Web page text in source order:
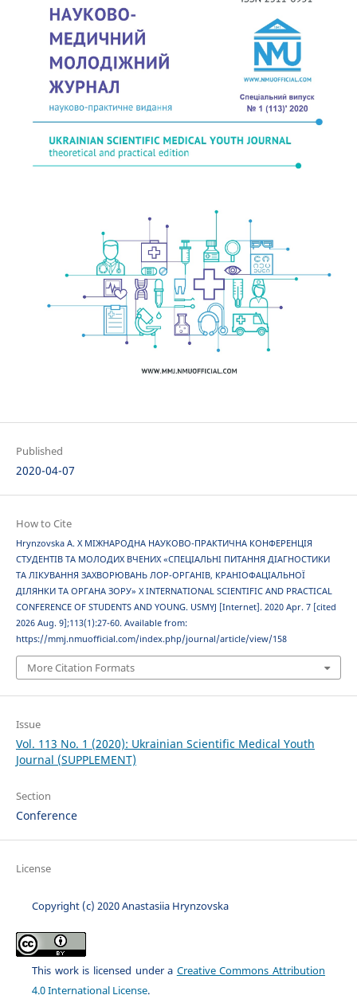
Published
2020-04-07
How to Cite
Hrynzovska A. X МІЖНАРОДНА НАУКОВО-ПРАКТИЧНА КОНФЕРЕНЦІЯ
СТУДЕНТІВ ТА МОЛОДИХ ВЧЕНИХ «СПЕЦІАЛЬНІ ПИТАННЯ ДІАГНОСТИКИ
ТА ЛІКУВАННЯ ЗАХВОРЮВАНЬ ЛОР-ОРГАНІВ, КРАНІОФАЦІАЛЬНОЇ
ДІЛЯНКИ ТА ОРГАНА ЗОРУ» X INTERNATIONAL SCIENTIFIC AND PRACTICAL
CONFERENCE OF STUDENTS AND YOUNG. USMYJ [Internet]. 2020 Apr. 7 [cited
2026 Aug. 9];113(1):27-60. Available from:
https://mmj.nmuofficial.com/index.php/journal/article/view/158
More Citation Formats
Issue
Vol. 113 No. 1 (2020): Ukrainian Scientific Medical Youth
Journal (SUPPLEMENT)
Section
Conference
License
Copyright (c) 2020 Anastasiia Hrynzovska
This work is licensed under a Creative Commons Attribution
4.0 International License.